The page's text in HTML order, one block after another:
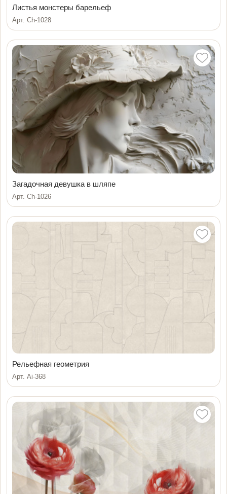
Листья монстеры барельеф
Арт. Ch-1028
Загадочная девушка в шляпе
Арт. Ch-1026
Рельефная геометрия
Арт. Ai-368